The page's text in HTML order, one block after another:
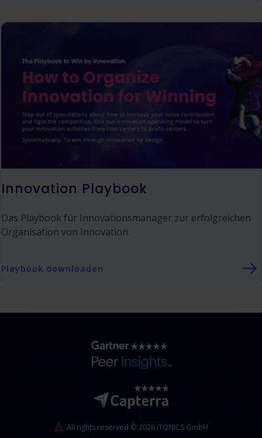
Innovation Playbook
Das Playbook für Innovationsmanager zur erfolgreichen
Organisation von Innovation.
Playbook downloaden
All rights reserved © 2026 ITONICS GmbH